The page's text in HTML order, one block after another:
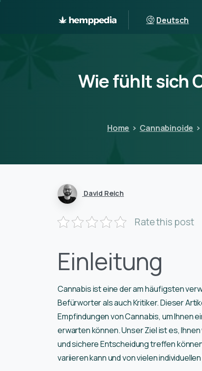
Deutsch
Wiefühltsich
Home Cannabinoide
David Reich
Rate this post
Einleitung
Cannabis ist eine der am häufigsten
Befürworter als auch Kritiker. Dieser
Empfindungen von Cannabis, um Ihnen
erwarten können. Unser Ziel ist es,
und sichere Entscheidung treffen
variieren kann und von vielen